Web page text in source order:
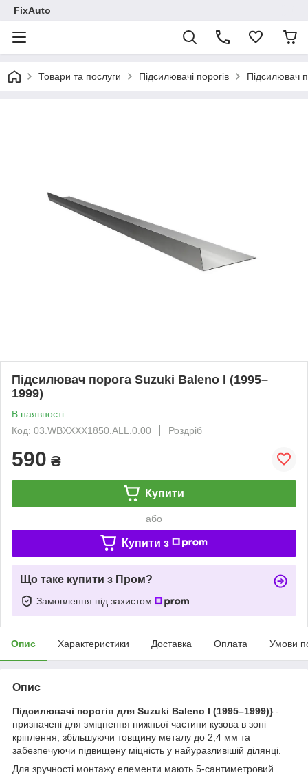
FixAuto
Товари та послуги Підсилювачі порогів Підсилювач
Підсилювач порога Suzuki Baleno I (1995–
1999)
В наявності
Код: 03.WBXXXX1850.ALL.0.00
Роздріб
590 ₴
Купити
або
Купити з
Що таке купити з Пром?
Замовлення під захистом
Опис Характеристики Доставка Оплата Умови
Опис
Підсилювачі порогів для Suzuki Baleno I (1995–1999)}-
призначені для зміцнення нижньої частини кузова в зоні
кріплення, збільшуючи товщину металу до 2,4 мм та
забезпечуючи підвищену міцність у найуразливішій ділянці.
Для зручності монтажу елементи мають 5-сантиметровий